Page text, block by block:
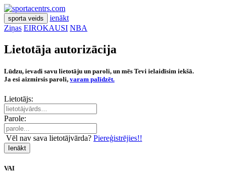
sporta veids
ienākt
Ziņas EIROKAUSI NBA
Lietotāja autorizācija
Lūdzu, ievadi savu lietotāju un paroli, un mēs Tevi ielaidīsim iekšā.
Ja esi aizmirsis paroli, varam palīdzēt.
Lietotājs:
Parole:
Vēl nav sava lietotājvārda? Piereģistrējies!!
Ienākt
VAI